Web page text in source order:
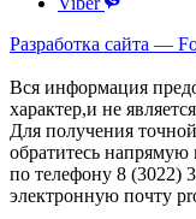
Разработка сайта —
Вся информация
характер,и не
Для получения
обратитесь напрямую
по телефону 8 (3022)
электронную почту